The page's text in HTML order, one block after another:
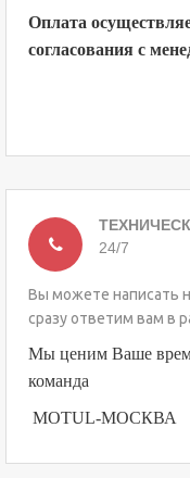
Оплата
согласования с
24/7
Вы можете написать
сразу ответим вам в
Мы ценим Ваше
команда
MOTUL-МОСКВА